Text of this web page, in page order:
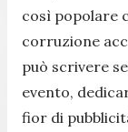
così popolare
corruzione
può scrivere
evento,
fior di